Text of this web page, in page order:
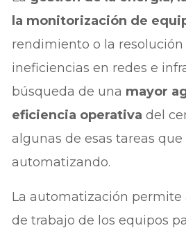
la monitorización de
rendimiento o la
ineficiencias en redes e
búsqueda de una mayor
eficiencia operativadel
algunas de esas tareas que
automatizando.
La automatización permite
de trabajo de los equipos